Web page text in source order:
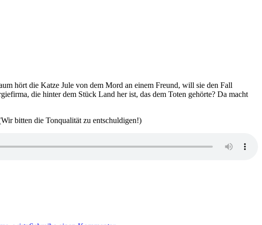
hört die Katze Jule von dem Mord an einem Freund, will sie den Fall
die hinter dem Stück Land her ist, das dem Toten gehörte? Da macht
bitten die Tonqualität zu entschuldigen!)